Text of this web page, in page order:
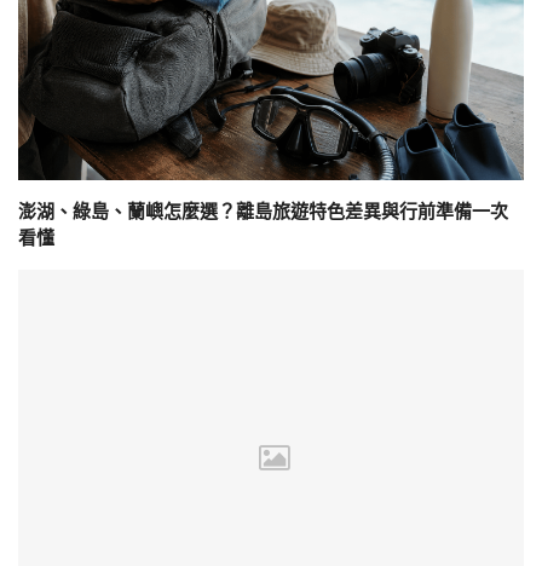
澎湖、綠島、蘭嶼怎麼選？離島旅遊特色差異與行前準備一次
看懂